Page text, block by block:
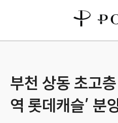
부천 상동 초고
역 롯데캐슬’ 분